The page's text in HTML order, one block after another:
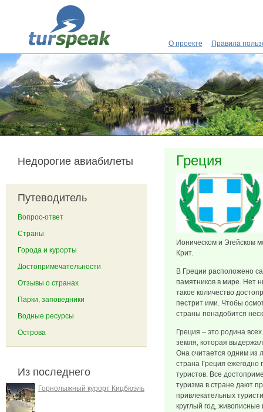
Перейти к основному содержанию
О проекте Правила
Греция
Ионическом и Эгейском
Крит.
В Греции расположено
памятников в мире. Нет
такое количество
пестрит ими. Чтобы
страны понадобится
Греция – это родина
земля, которая
Она считается одним из
страна Греция ежегодно
туристов. Все
туризма в стране дают
привлекательных
круглый год,
Недорогие авиабилеты
Путеводитель
Вопрос-ответ
Страны
Города и курорты
Достопримечательности
Отзывы о странах
Парки, заповедники
Водные ресурсы
Острова
Из последнего
Горнолыжный курорт Кицбюэль